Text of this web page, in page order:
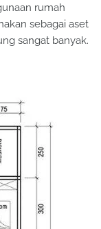
rumah
sebagai aset
sangat banyak.